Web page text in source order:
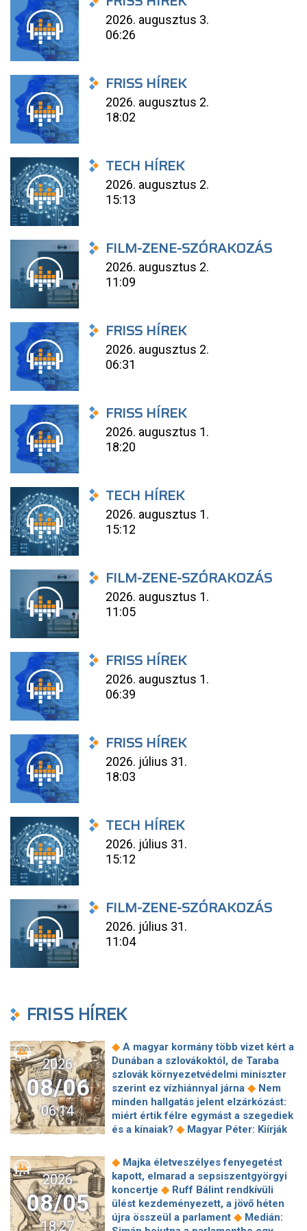
2026. augusztus 3.
06:26
FRISS HÍREK
2026. augusztus 2.
18:02
TECH HÍREK
2026. augusztus 2.
15:13
FILM-ZENE-SZÓRAKOZÁS
2026. augusztus 2.
11:09
FRISS HÍREK
2026. augusztus 2.
06:31
FRISS HÍREK
2026. augusztus 1.
18:20
TECH HÍREK
2026. augusztus 1.
15:12
FILM-ZENE-SZÓRAKOZÁS
2026. augusztus 1.
11:05
FRISS HÍREK
2026. augusztus 1.
06:39
FRISS HÍREK
2026. július 31.
18:03
TECH HÍREK
2026. július 31.
15:12
FILM-ZENE-SZÓRAKOZÁS
2026. július 31.
11:04
FRISS HÍREK
2026
08/06
06:14
◆ A magyar kormány több vizet kért a
Dunában a szlovákoktól, de Taraba
szlovák környezetvédelmi miniszter
szerint ez vízhiánnyal járna ◆ Nem
minden hallgatás jelent elzárkózást:
miért értik félre egymást a szegediek
és a kínaiak? ◆ Magyar Péter: Kiírják
projektekben magyar állami
tulajdonrészt fognak előírni ◆Orbán
Gáspár hatszor repült honvédségi
gépen Csádba és Nigerbe◆Ismert
magyar utazási iroda ment csődbe,
bolgár biztosítóval hadakozhatnak az
2026
08/05
18:27
◆ Majka életveszélyes fenyegetést
kapott, elmarad a sepsiszentgyörgyi
koncertje ◆ Ruff Bálint rendkívüli
ülést kezdeményezett, a jövő héten
újra összeül a parlament ◆ Medián: